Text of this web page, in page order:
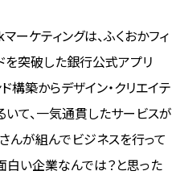
ーケティングは、ふくおかフィ
を突破した銀行公式アプリ
構築からデザイン・クリエイテ
いて、一気通貫したサービスが
んが組んでビジネスを行って
い企業なんでは？と思った